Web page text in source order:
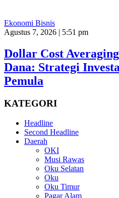
Ekonomi Bisnis
Agustus 7, 2026 | 5:51 pm
Dollar Cost
Dana: Strategi
Pemula
KATEGORI
Headline
Second Headline
Daerah
OKI
Musi Rawas
Oku Selatan
Oku
Oku Timur
Pagar Alam